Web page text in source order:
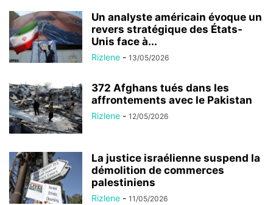
Un analyste américain évoque un
revers stratégique des États-
Unis face à...
Rizlene - 13/05/2026
372 Afghans tués dans les
affrontements avec le Pakistan
Rizlene - 12/05/2026
La justice israélienne suspend la
démolition de commerces
palestiniens
Rizlene - 11/05/2026